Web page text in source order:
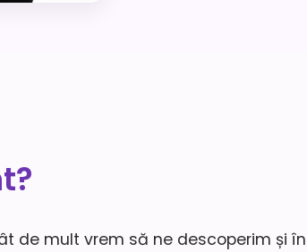
de mult vrem să ne descoperim și în